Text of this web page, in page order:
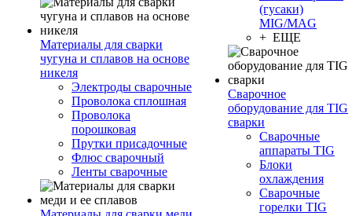
Материалы для сварки
чугуна и сплавов на основе
никеля
Электроды сварочные
Проволока сплошная
Проволока
порошковая
Прутки присадочные
Флюс сварочный
Ленты сварочные
(гусаки)
MIG/MAG
+ ЕЩЕ
Сварочное
оборудование для TIG
сварки
Сварочные
аппараты TIG
Блоки
охлаждения
Сварочные
горелки TIG